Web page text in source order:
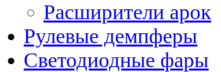
Расширители арок
Рулевые демпферы
Светодиодные фары